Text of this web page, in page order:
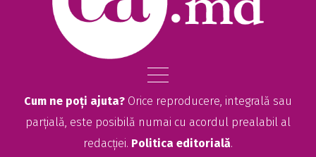
Cum ne poți ajuta? Orice reproducere, integrală sau
parțială, este posibilă numai cu acordul prealabil al
redacției. Politica editorială.